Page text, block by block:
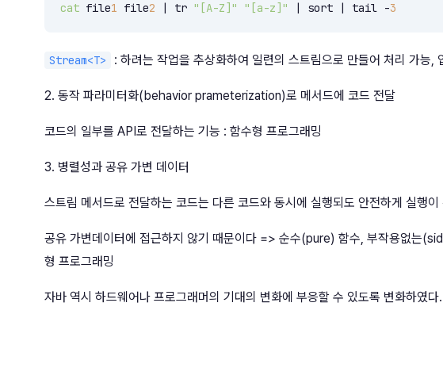
cat file1 file2 | tr "[A-Z]" "[a-z]" | sort | tail -3
Stream<T> : 하려는 작업을 추상화하여 일련의 스트림으로 만들어 처리 가능,
2. 동작 파라미터화(behavior prameterization)로 메서드에 코드 전달
코드의 일부를 API로 전달하는 기능 : 함수형 프로그래밍
3. 병렬성과 공유 가변 데이터
스트림 메서드로 전달하는 코드는 다른 코드와 동시에 실행되도 안전하게 실행이
공유 가변데이터에 접근하지 않기 때문이다 => 순수(pure) 함수, 부작용없
형 프로그래밍
자바 역시 하드웨어나 프로그래머의 기대의 변화에 부응할 수 있도록 변화하였다.